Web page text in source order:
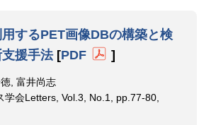
するPET画像DBの構築と検
援手法[PDF ]
, 富井尚志
学会Letters, Vol.3, No.1, pp.77-80,